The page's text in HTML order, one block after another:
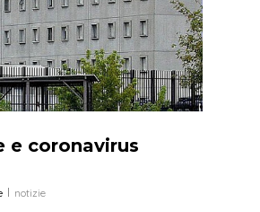
e coronavirus
notizie